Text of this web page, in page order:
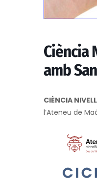
Ciència
amb
CIÈNCIA
l’Ateneu de